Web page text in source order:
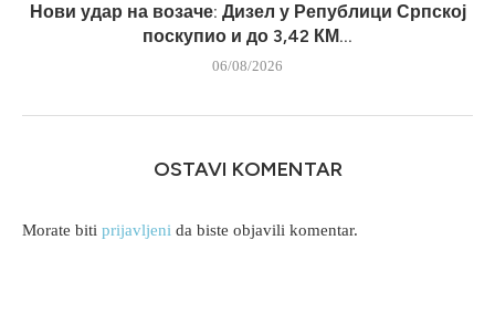
Нови удар на возаче: Дизел у Републици Српској
поскупио и до 3,42 КМ...
06/08/2026
OSTAVI KOMENTAR
Morate biti prijavljeni da biste objavili komentar.